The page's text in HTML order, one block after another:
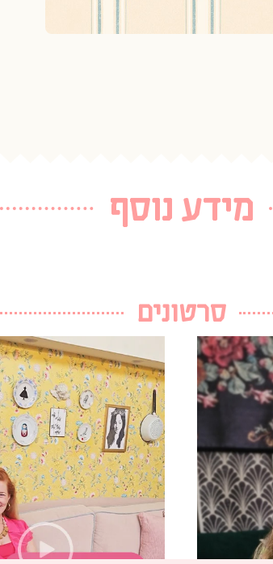
מידע נוסף
סרטונים